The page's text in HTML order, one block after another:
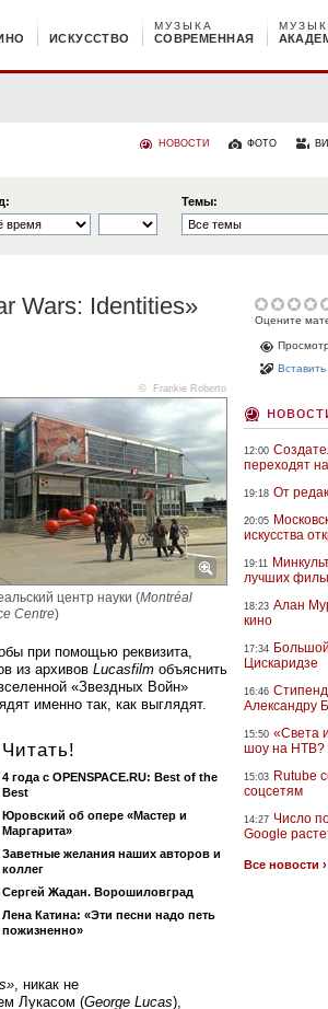
ИСКУССТВО СОВРЕМЕННАЯ
МУЗЫКА
НОВОСТИ ФОТО
Темы:
Wars: Identities»
© Frankie Roberto
центр науки (Montréal
Centre)
при помощью реквизита,
из архивов Lucasfilm объяснить
«Звездных Войн»
именно так, как выглядят.
Читать!
4 года с OPENSPACE.RU: Best of the
Best
Юровский об опере «Мастер и
Маргарита»
Заветные желания наших авторов и
коллег
Сергей Жадан. Ворошиловград
Лена Катина: «Эти песни надо петь
пожизненно»
, никак не
Лукасом (George Lucas),
Оцените
12:00
переходят
19:18 От
20:05
искусства
19:11
лучших
18:23 Алан
кино
17:34
Цискаридзе
16:46
Александру
15:50 «Света
шоу на НТВ?
15:03 Rutube
соцсетям
14:27 Число
Google
Все новости ›